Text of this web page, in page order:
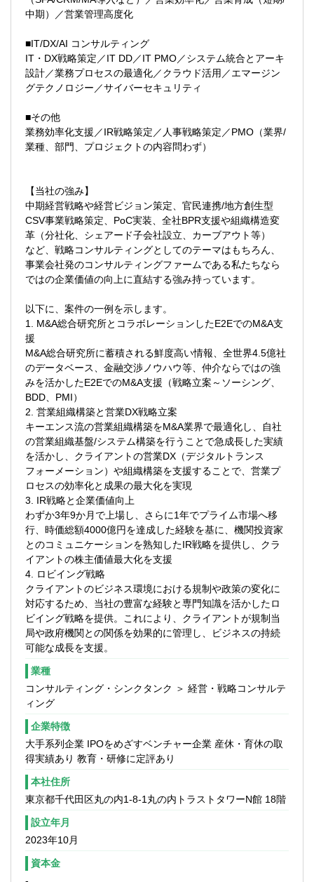
金融・製造・通信・小売/流通・商社・IT
等、様々なクライアントに向けてコンサル
【教育体制】
■オリジナルの動画教材により、入社前から
コンサルタントとしての基礎を学ぶことが
め、OJTで丁寧な指導を受けられ、短期間
で成長が可能
■キャリア相談制度があり、パートナーとの
1on1制度で直接の相談が可能
支援を行っております。
①Pure Strategy
クライアント企業の成長と競争力強化を支
援するため、中長期経営計画の策定支援を
はじめ、M&A戦略の立案および実行支援、
場分析や競合分析を通じた戦略的示唆の提
供、事業ポートフォリオ最適化の支援を行
▽主なプロジェクト事例
■グローバルで展開する製造業に向けた中期
経営計画策定支援
■大手鉄道会社の新規事業戦略立案支援
■大手小売業のM&A戦略策定と実行支援
■大手インフラ企業の事業ポートフォリオ見
など
M&Aや戦略的意思決定を支援するため、企
業価値評価モデルの構築と分析を通じて、
投資判断に必要なインサイトを提供しま
より、取引のリスクと機会を精査し、適切
な意思決定をサポートします。さらに、財
務予測モデルの作成と分析を行い、事業の
将来性を見極めるとともに、M&A取引にお
けるバリュエーション支援を行い、クライ
アントの成長戦略を支えます。
▽主なプロジェクト事例
■クロスボーダーM&Aにおける企業価値評価
■スタートアップ企業の資金調達時の株式価
値算定
■事業再生案件における財務モデリング
■上場企業の子会社売却に伴う価値評価
など
③Transaction＆Execution
M&A取引の円滑な遂行と企業価値の最大化
意思決定をサポートします。また、デュー
さらに、企業再生計画の策定と実行支援を
行い、経営改善や事業再構築の推進を支援
するとともに、クロージング後の統合計画
ます。
中期）／営業管理高度化
■IT/DX/AI コンサルティング
IT・DX戦略策定／IT DD／IT PMO／システム統合とアーキ
設計／業務プロセスの最適化／クラウド活用／エマージン
グテクノロジー／サイバーセキュリティ
■その他
業務効率化支援／IR戦略策定／人事戦略策定／PMO（業界/
業種、部門、プロジェクトの内容問わず）
【当社の強み】
中期経営戦略や経営ビジョン策定、官民連携/地方創生型
CSV事業戦略策定、PoC実装、全社BPR支援や組織構造変
革（分社化、シェアード子会社設立、カーブアウト等）
など、戦略コンサルティングとしてのテーマはもちろん、
事業会社発のコンサルティングファームである私たちなら
ではの企業価値の向上に直結する強み持っています。
以下に、案件の一例を示します。
1. M&A総合研究所とコラボレーションしたE2EでのM&A支
援
M&A総合研究所に蓄積される鮮度高い情報、全世界4.5億社
のデータベース、金融交渉ノウハウ等、仲介ならではの強
みを活かしたE2EでのM&A支援（戦略立案～ソーシング、
BDD、PMI）
2. 営業組織構築と営業DX戦略立案
キーエンス流の営業組織構築をM&A業界で最適化し、自社
の営業組織基盤/システム構築を行うことで急成長した実績
を活かし、クライアントの営業DX（デジタルトランス
フォーメーション）や組織構築を支援することで、営業プ
ロセスの効率化と成果の最大化を実現
3. IR戦略と企業価値向上
わずか3年9か月で上場し、さらに1年でプライム市場へ移
行、時価総額4000億円を達成した経験を基に、機関投資家
とのコミュニケーションを熟知したIR戦略を提供し、クラ
イアントの株主価値最大化を支援
4. ロビイング戦略
クライアントのビジネス環境における規制や政策の変化に
対応するため、当社の豊富な経験と専門知識を活かしたロ
ビイング戦略を提供。これにより、クライアントが規制当
局や政府機関との関係を効果的に管理し、ビジネスの持続
可能な成長を支援。
業種
コンサルティング・シンクタンク ＞ 経営・戦略コンサルテ
ィング
企業特徴
大手系列企業 IPOをめざすベンチャー企業 産休・育休の取
得実績あり 教育・研修に定評あり
本社住所
東京都千代田区丸の内1-8-1丸の内トラストタワーN館 18階
設立年月
2023年10月
資本金